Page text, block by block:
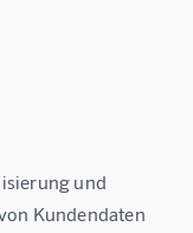
und
Kundendaten